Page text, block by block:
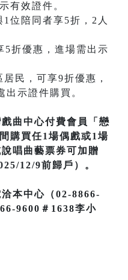
有效證件。
位陪同者享5折，2人
5折優惠，進場需出示
民，可享9折優惠，
出示證件購買。
曲中心付費會員「戀
購買任1場偶戲或1場
唱曲藝票券可加贈
12/9前歸戶）。
本中心（02-8866-
9600＃1638李小